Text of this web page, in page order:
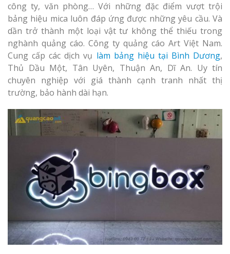
công ty, văn phòng… Với những đặc điểm vượt trội
bảng hiệu mica luôn đáp ứng được những yêu cầu. Và
dần trở thành một loại vật tư không thể thiếu trong
nghành quảng cáo. Công ty quảng cáo Art Việt Nam.
Cung cấp các dịch vụ làm bảng hiệu tại Bình Dương,
Thủ Dầu Một, Tân Uyên, Thuận An, Dĩ An. Uy tín
chuyên nghiệp với giá thành cạnh tranh nhất thị
trường, bảo hành dài hạn.
Làm bảng hiệu gỗ tại
Biên Hòa
Làm bảng hiệu gỗ tại
Nghệ An
Làm biển
tóc Thuận An
Thi công
Làm biển
Nghệ An giá